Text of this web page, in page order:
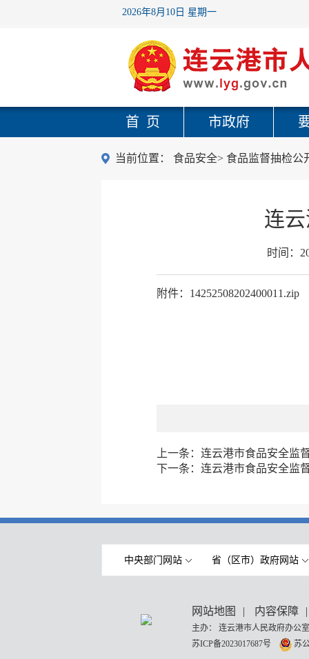
2026年8月10日 星期一
首 页 市政府
当前位置： 食品安全> 食品监督抽检公
连
时间：
附件：14252508202400011.zip
上一条： 连云港市食品安全监
下一条： 连云港市食品安全监
中央部门网站 省（区市）政府网站
网站地图 | 内容保障 |
主办： 连云港市人民政府办
苏ICP备2023017687号
苏